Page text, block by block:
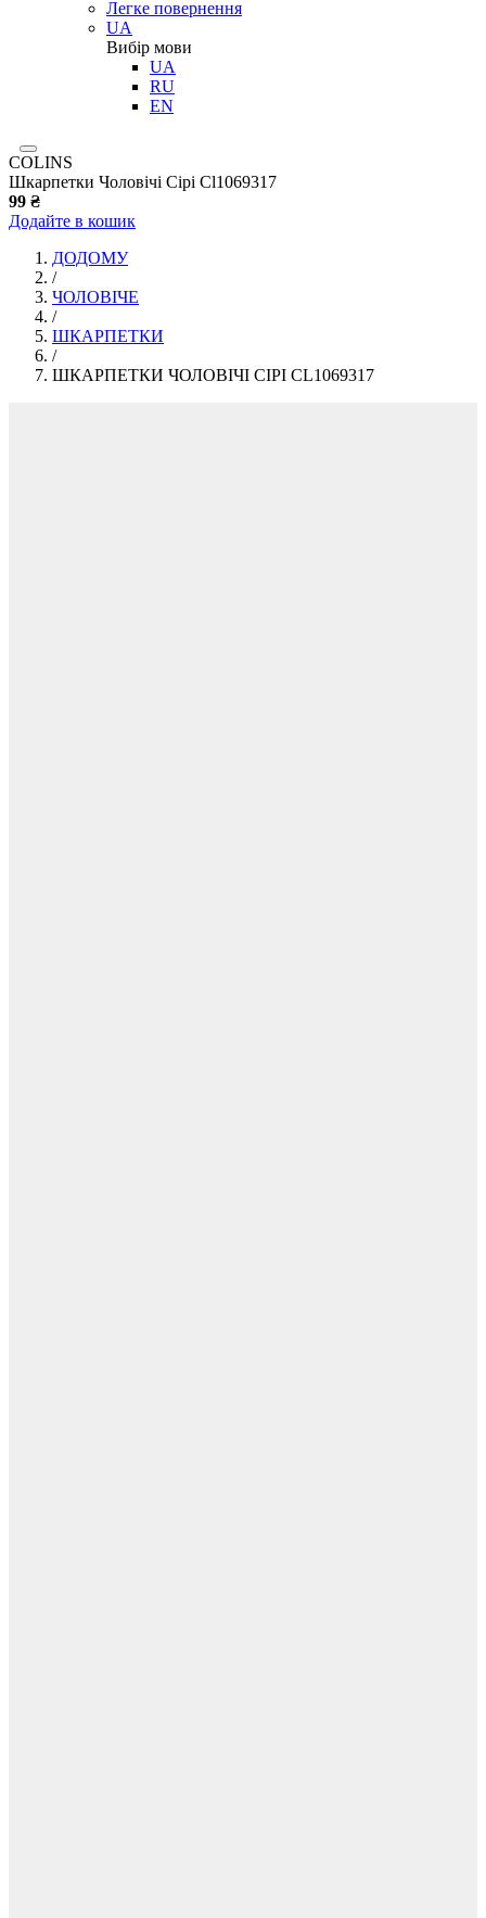
Легке повернення
UA
Вибір мови
UA
RU
EN
COLINS
Шкарпетки Чоловічі Сірі Cl1069317
99 ₴
Додайте в кошик
ДОДОМУ
/
ЧОЛОВІЧЕ
/
ШКАРПЕТКИ
/
ШКАРПЕТКИ ЧОЛОВІЧІ СІРІ CL1069317